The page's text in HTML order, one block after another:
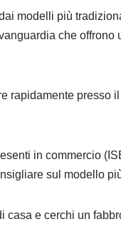
modelli più
che
rapidamente presso
in commercio
sul modello
casa e cerchi un